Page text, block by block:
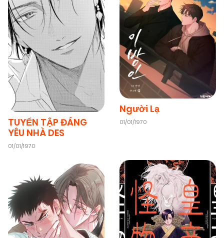
Chapter 6 (VIP) 07/01/2026
Chapter 5(VIP) 07/01/2026
Chapter 4(VIP) 07/01/2026
Chapter 3
Chapter 2 (VIP) 07/01/2026
Chapter 1(VIP) 08/11/2025
TUYỂN TẬP ĐÁNG
YÊU NHÀ DES
01/01/1970
Người Lạ
01/01/1970